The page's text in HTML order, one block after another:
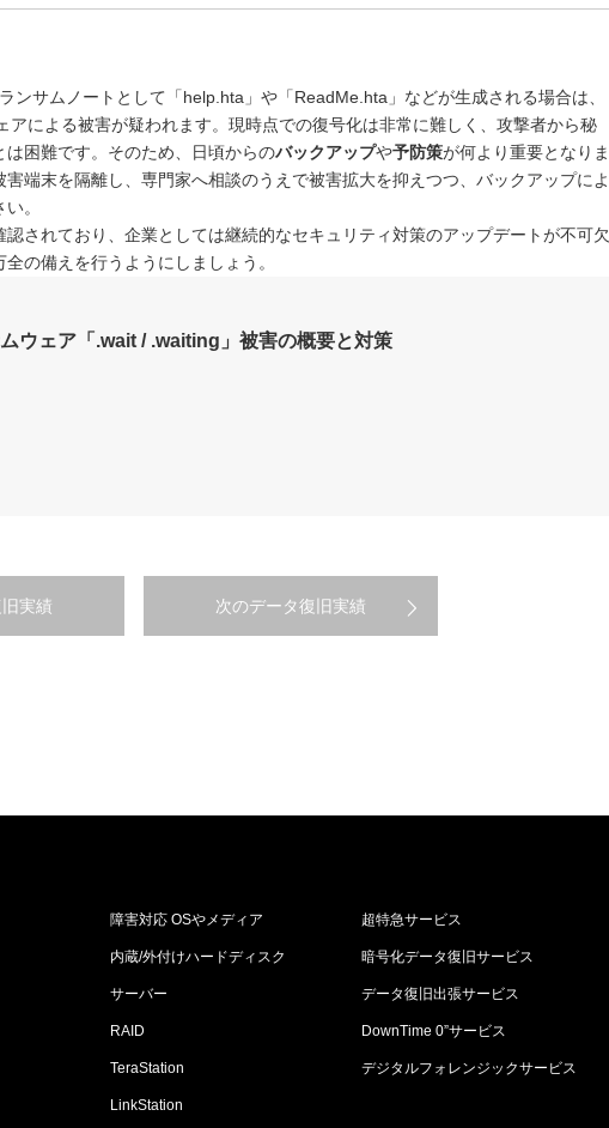
ンサムノートとして「help.hta」や「ReadMe.hta」などが生成される場合は、
アによる被害が疑われます。現時点での復号化は非常に難しく、攻撃者から秘
困難です。そのため、日頃からのバックアップや予防策が何より重要となりま
端末を隔離し、専門家へ相談のうえで被害拡大を抑えつつ、バックアップによ
。
されており、企業としては継続的なセキュリティ対策のアップデートが不可欠
の備えを行うようにしましょう。
ウェア「.wait / .waiting」被害の概要と対策
実績 次のデータ復旧実績
障害対応 OSやメディア
内蔵/外付けハードディスク
サーバー
RAID
TeraStation
LinkStation
超特急サービス
暗号化データ復旧サービス
データ復旧出張サービス
DownTime 0”サービス
デジタルフォレンジックサービス